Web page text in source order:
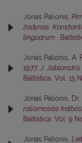
Jonas Palionis,
žodynas.
linguarum ,
Jonas Palionis, A.
1977;J.
Baltistica: Vol. 15
Jonas Palionis,
rašomosios
Baltistica: Vol. 9
Jonas Palionis,